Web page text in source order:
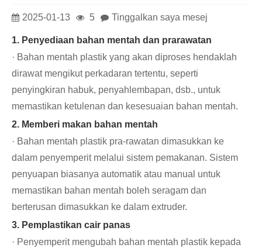
2025-01-13 5 Tinggalkan saya mesej
1. Penyediaan bahan mentah dan prarawatan
· Bahan mentah plastik yang akan diproses hendaklah
dirawat mengikut perkadaran tertentu, seperti
penyingkiran habuk, penyahlembapan, dsb., untuk
memastikan ketulenan dan kesesuaian bahan mentah.
2. Memberi makan bahan mentah
· Bahan mentah plastik pra-rawatan dimasukkan ke
dalam penyemperit melalui sistem pemakanan. Sistem
penyuapan biasanya automatik atau manual untuk
memastikan bahan mentah boleh seragam dan
berterusan dimasukkan ke dalam extruder.
3. Pemplastikan cair panas
· Penyemperit mengubah bahan mentah plastik kepada